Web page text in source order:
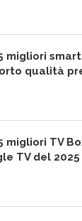
migliori
qualità
migliori TV
TV del 2025